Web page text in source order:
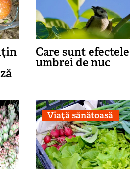
Care sunt efectele
umbrei de nuc
Viaţă sănătoasă